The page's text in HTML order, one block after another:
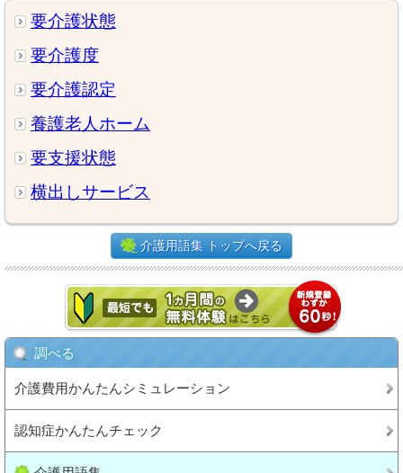
要介護状態
要介護度
要介護認定
養護老人ホーム
要支援状態
横出しサービス
介護用語集 トップへ戻る
調べる
介護費用かんたんシミュレーション
認知症かんたんチェック